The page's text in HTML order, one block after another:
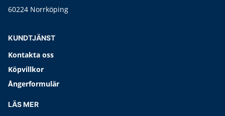
60224 Norrköping
KUNDTJÄNST
Kontakta oss
Köpvillkor
Ångerformulär
LÄS MER